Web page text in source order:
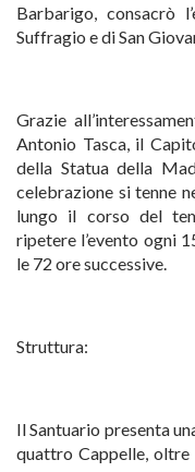
Barbarigo, consacrò
Suffragio e di San
Grazie
Antonio Tasca, il
della Statua della
celebrazione si tenne
lungo il corso del
ripetere l’evento ogni
le 72 ore successive.
Struttura:
Il Santuario presenta
quattro Cappelle,